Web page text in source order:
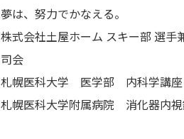
夢は、努力でかなえる。
株式会社土屋ホーム スキー部
司会
札幌医科大学 医学部 内科学講
札幌医科大学附属病院 消化器